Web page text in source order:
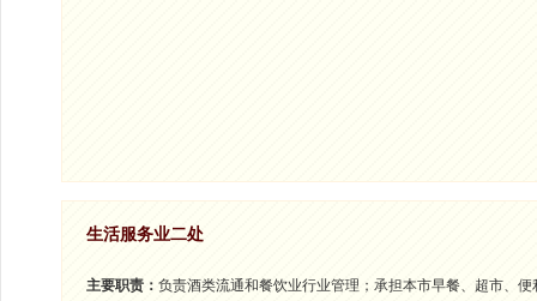
生活服务业二处
主要职责： 负责酒类流通和餐饮业行业管理；承担本市早餐、超市、便